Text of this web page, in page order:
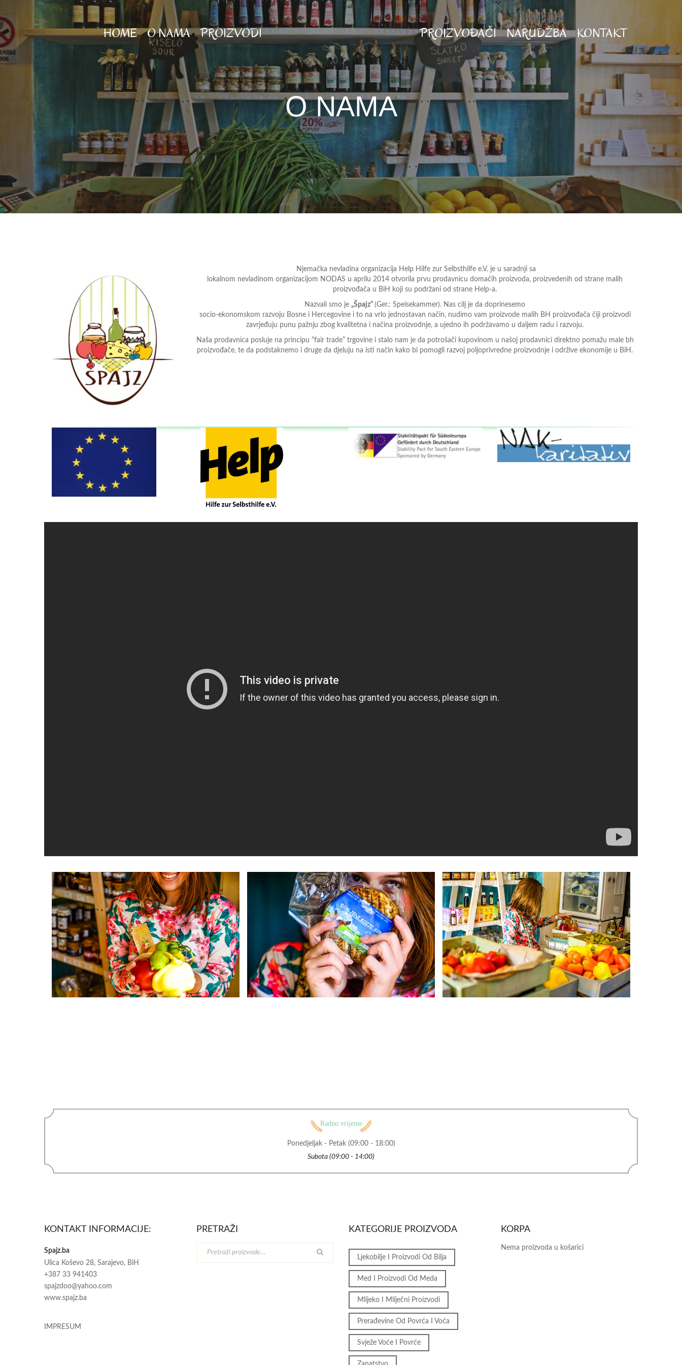
PROIZVODI
O NAMA
HOME PROIZVOĐAČI NARUDŽBA KONTAKT
O NAMA
Njemačka nevladina organizacija Help Hilfe zur Selbsthilfe e.V. je u saradnji sa
lokalnom nevladinom organizacijom NODAS u aprilu 2014 otvorila prvu prodavnicu domaćih proizvoda, proizvedenih od strane malih
proizvođača u BiH koji su podržani od strane Help-a.
Nazvali smo je „Špajz“ (Ger.: Speisekammer). Nas cilj je da doprinesemo
socio-ekonomskom razvoju Bosne i Hercegovine i to na vrlo jednostavan način, nudimo vam proizvode malih BH proizvođača čiji proizvodi
zavrjeđuju punu pažnju zbog kvalitetna i načina proizvodnje, a ujedno ih podržavamo u daljem radu i razvoju.
Naša prodavnica posluje na principu “fair trade” trgovine i stalo nam je da potrošači kupovinom u našoj prodavnici direktno pomažu male bh
proizvođače, te da podstaknemo i druge da djeluju na isti način kako bi pomogli razvoj poljoprivredne proizvodnje i održive ekonomije u BiH.
Radno vrijeme
Ponedjeljak - Petak (09:00 - 18:00)
Subota (09:00 - 14:00)
KONTAKT INFORMACIJE:
Spajz.ba
Ulica Koševo 28, Sarajevo, BiH
+387 33 941403
spajzdoo@yahoo.com
www.spajz.ba
IMPRESUM
PRETRAŽI KATEGORIJE PROIZVODA
Ljekobilje I Proizvodi Od Bilja
Med I Proizvodi Od Meda
Mlijeko I Mliječni Proizvodi
Prerađevine Od Povrća I Voća
Svježe Voće I Povrće
KORPA
Nema proizvoda u košarici